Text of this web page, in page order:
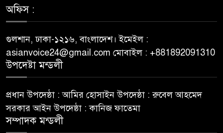
Popularna Online Kazina:
Koja je Bolja Opcija?
Allyspin Casino Marks 21
Games, Revamped Bonuses
and Mobile Upgrades
৮
অফিস :
গুলশান, ঢাকা-১২১৬, বাংলাদেশ। ইমেইল :
asianvoice24@gmail.com মোবাইল : +881892091310
উপদেষ্টা মন্ডলী
প্রধান উপদেষ্ঠা : আমির হোসাইন উপদেষ্ঠা : রুবেল আহমেদ
সরকার আইন উপদেষ্ঠা : কানিজ ফাতেমা
সম্পাদক মন্ডলী